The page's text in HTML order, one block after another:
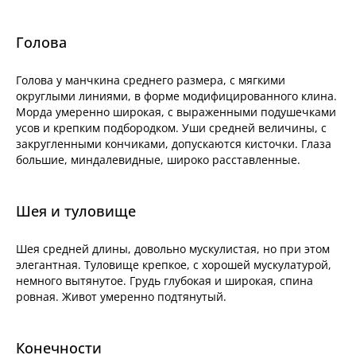
Голова
Голова у манчкина среднего размера, с мягкими
округлыми линиями, в форме модифицированного клина.
Морда умеренно широкая, с выраженными подушечками
усов и крепким подбородком. Уши средней величины, с
закругленными кончиками, допускаются кисточки. Глаза
большие, миндалевидные, широко расставленные.
Шея и туловище
Шея средней длины, довольно мускулистая, но при этом
элегантная. Туловище крепкое, с хорошей мускулатурой,
немного вытянутое. Грудь глубокая и широкая, спина
ровная. Живот умеренно подтянутый.
Конечности